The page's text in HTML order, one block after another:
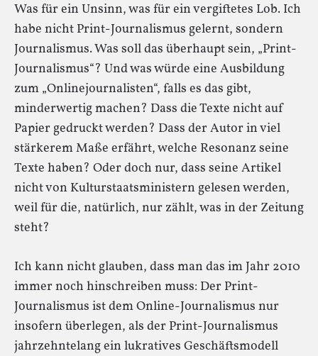
Was für ein Unsinn, was für ein vergiftetes Lob. Ich
habe nicht Print-Journalismus gelernt, sondern
Journalismus. Was soll das überhaupt sein, „Print-
Journalismus“? Und was würde eine Ausbildung
zum „Onlinejournalisten“, falls es das gibt,
minderwertig machen? Dass die Texte nicht auf
Papier gedruckt werden? Dass der Autor in viel
stärkerem Maße erfährt, welche Resonanz seine
Texte haben? Oder doch nur, dass seine Artikel
nicht von Kulturstaatsministern gelesen werden,
weil für die, natürlich, nur zählt, was in der Zeitung
steht?
Ich kann nicht glauben, dass man das im Jahr 2010
immer noch hinschreiben muss: Der Print-
Journalismus ist dem Online-Journalismus nur
insofern überlegen, als der Print-Journalismus
jahrzehntelang ein lukratives Geschäftsmodell